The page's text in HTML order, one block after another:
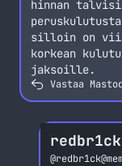
hinnan
silloin on
korkean
jaksoille.
Vastaa
redbr1ck
@